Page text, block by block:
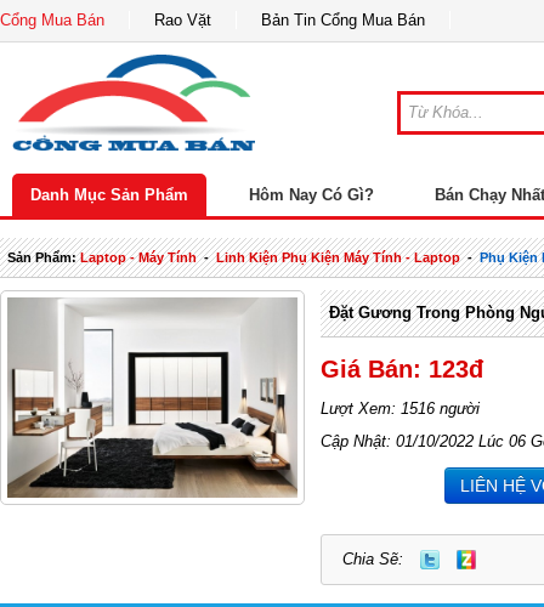
Cổng Mua Bán Rao Vặt Bản Tin Cổng Mua Bán
Danh Mục Sản Phẩm Hôm Nay Có Gì? Bán Chạy Nhất
Sản Phẩm:Laptop - Máy Tính-Linh Kiện Phụ Kiện Máy Tính - Laptop-Phụ Kiện
Đặt Gương Trong Phòng
Giá Bán: 123đ
Lượt Xem: 1516 người
Cập Nhật: 01/10/2022 Lúc 06
LIÊN HỆ
Chia Sẽ: